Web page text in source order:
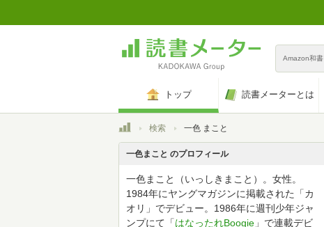
Amazon和書
トップ 読書メーターとは
トップ検索 一色 まこと
一色まこと のプロフィール
一色まこと（いっしきまこと）。女性。
1984年にヤングマガジンに掲載された「カ
オリ」でデビュー。1986年に週刊少年ジャ
ンプにて「はなったれBoogie 」で連載デビ